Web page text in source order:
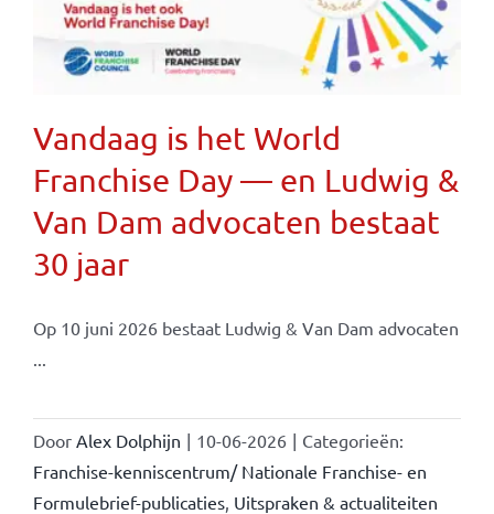
Vandaag is het World
Franchise Day — en Ludwig &
Van Dam advocaten bestaat
30 jaar
Op 10 juni 2026 bestaat Ludwig & Van Dam advocaten
Door Alex Dolphijn | 10-06-2026 | Categorieën:
Franchise-kenniscentrum/ Nationale Franchise- en
Formulebrief-publicaties, Uitspraken & actualiteiten